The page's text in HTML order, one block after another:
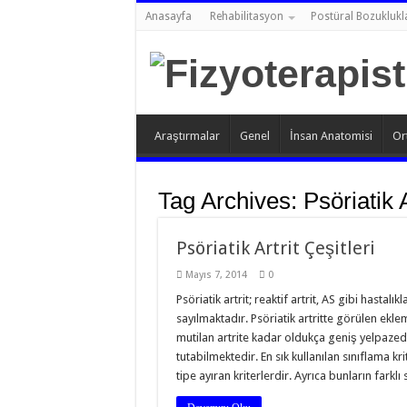
Anasayfa Rehabilitasyon Postüral
Araştırmalar Genel İnsan Anatomisi
Tag Archives: Psöriatik
Psöriatik Artrit Çeşitleri
Mayıs 7, 2014 0
Psöriatik artrit; reaktif artrit, AS gibi
sayılmaktadır. Psöriatik artritte görülen
mutilan artrite kadar oldukça geniş
tutabilmektedir. En sık kullanılan
tipe ayıran kriterlerdir. Ayrıca bunların